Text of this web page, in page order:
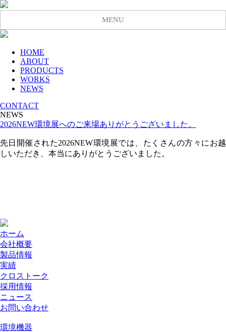
MENU
HOME
ABOUT
PRODUCTS
WORKS
NEWS
CONTACT
NEWS
2026NEW環境展へのご来場ありがとうございました。
先日開催された2026NEW環境展では、たくさんの方々にお越
しいただき、本当にありがとうございました。
ホーム
会社概要
製品情報
実績
クロストーク
採用情報
ニュース
お問い合わせ
環境機器